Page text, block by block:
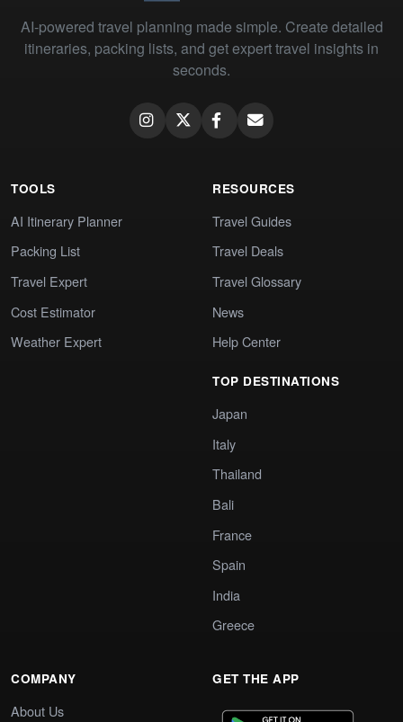
AI-powered travel planning made simple. Create detailed
itineraries, packing lists, and get expert travel insights in
seconds.
TOOLS
AI Itinerary Planner
Packing List
Travel Expert
Cost Estimator
Weather Expert
RESOURCES
Travel Guides
Travel Deals
Travel Glossary
News
Help Center
TOP DESTINATIONS
Japan
Italy
Thailand
Bali
France
Spain
India
Greece
COMPANY
About Us
GET THE APP